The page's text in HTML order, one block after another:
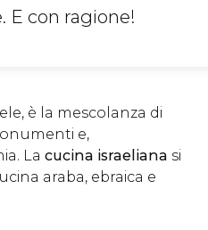
E con ragione!
è la mescolanza di
e,
La cucina israeliana si
araba, ebraica e